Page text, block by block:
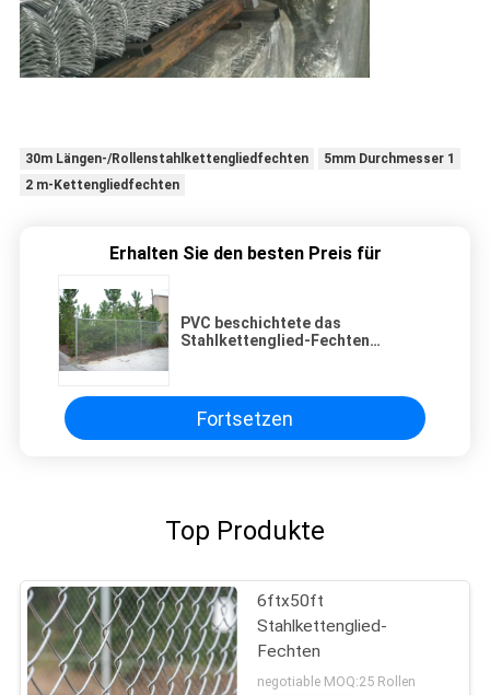
30m Längen-/Rollenstahlkettengliedfechten
5mm Durchmesser 1
2 m-Kettengliedfechten
Erhalten Sie den besten Preis für
PVC beschichtete das
Stahlkettenglied-Fechten
Fortsetzen
Top Produkte
6ftx50ft
Stahlkettenglied-
Fechten
negotiable MOQ:25 Rollen